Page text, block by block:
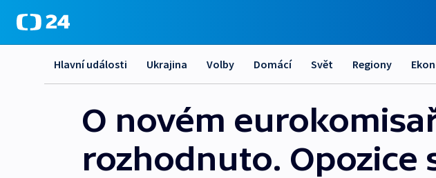
Hlavní události Ukrajina Volby Domácí Svět Regiony
O novém
rozhodnuto. Opozice